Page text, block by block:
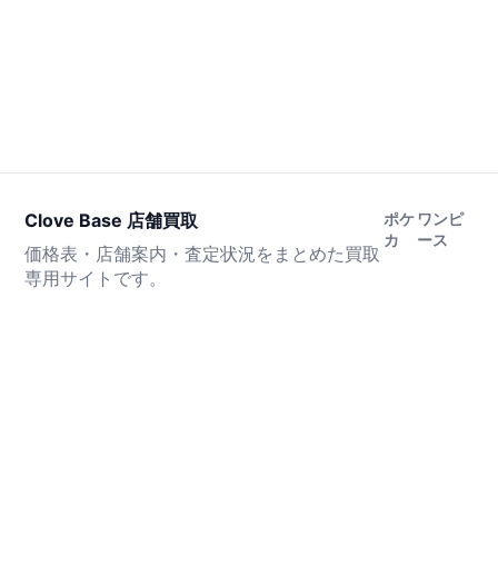
Clove Base 店舗買取
価格表・店舗案内・査定状況をまとめた買取
専用サイトです。
ポケ
カ
ワンピ
ース